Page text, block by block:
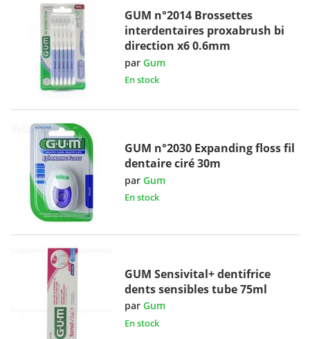
GUM n°2014 Brossettes
interdentaires proxabrush bi
direction x6 0.6mm
parGum
En stock
GUM n°2030 Expanding floss fil
dentaire ciré 30m
parGum
En stock
GUM Sensivital+ dentifrice
dents sensibles tube 75ml
parGum
En stock